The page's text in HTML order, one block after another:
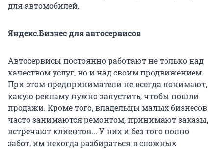
для автомобилей.
Яндекс.Бизнес для автосервисов
Автосервисы постоянно работают не только над
качеством услуг, но и над своим продвижением.
При этом предприниматели не всегда понимают,
какую рекламу нужно запустить, чтобы пошли
продажи. Кроме того, владельцы малых бизнесов
часто занимаются ремонтом, принимают заказы,
встречают клиентов... У них и без того полно
забот, им некогда разбираться в сложных